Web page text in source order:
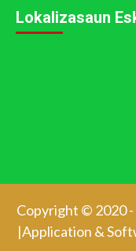
Lokalizasaun
Copyright © 2020
|Application &